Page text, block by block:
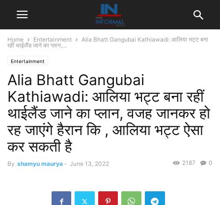
Home Entertainment
Alia Bhatt Gangubai Kathiawadi: आलिया भट्ट बना
रहीं थाईलैंड जाने का प्लान,...
Entertainment
Alia Bhatt Gangubai
Kathiawadi: आलिया भट्ट बना रहीं
थाईलैंड जाने का प्लान, वजह जानकर हो
रह जाएंगे हैरान कि , आलिया भट्ट ऐसा
कर सकती है
By shamyu maurya - June 13, 2022 0
2187